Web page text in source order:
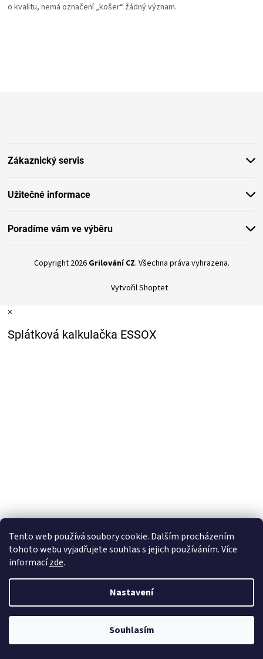
Tento web používá soubory cookie. Dalším procházením
tohoto webu vyjadřujete souhlas s jejich používáním. Více
informacízde.
Nastavení
Souhlasím
o kvalitu, nemá označení „košer“ žádný význam.
Zákaznický servis
Užitečné informace
Poradíme vám ve výběru
Vytvořil Shoptet
Copyright 2026 Grilování CZ. Všechna práva vyhrazena.
×
Splátková kalkulačka ESSOX